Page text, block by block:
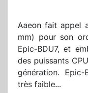
Aaeon fait appel
mm) pour son
Epic-BDU7, et
des puissants
génération.
très faible...